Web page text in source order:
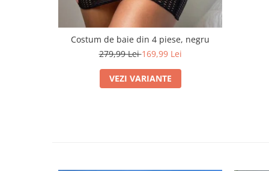
Costum de baie din 4 piese, negru
279,99 Lei169,99 Lei
VEZI VARIANTE